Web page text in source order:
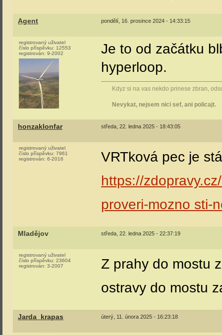
Agent pondělí, 16. prosince 2024 - 14:33:15
registrovaný uživatel
číslo příspěvku: 12553
registrován: 9-2002
Je to od začátku
hyperloop.
Kdyz si na vas nekdo prinese zbran,
Nevykat, nejsem nici sef, ani policajt.
honzaklonfar středa, 22. ledna 2025 - 18:43:05
registrovaný uživatel
číslo příspěvku: 7961
registrován: 6-2016
VRTková pec je
https://
proveri-mozno sti-
Mladějov středa, 22. ledna 2025 - 22:37:19
registrovaný uživatel
číslo příspěvku: 23604
registrován: 3-2007
Z prahy do mostu
ostravy do mostu
Jarda_krapas úterý, 11. února 2025 - 16:23:18